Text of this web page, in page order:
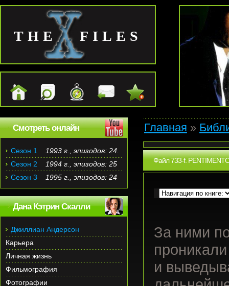
THE FILES
Главная »
Файл 733-f.
За ними
и
Смотреть онлайн
Сезон 1
1993 г., эпизодов: 24.
Сезон 2
1994 г., эпизодов: 25
Сезон 3
1995 г., эпизодов: 24
Дана Кэтрин Скалли
Джиллиан Андерсон
Карьера
Личная жизнь
Фильмография
Фотографии